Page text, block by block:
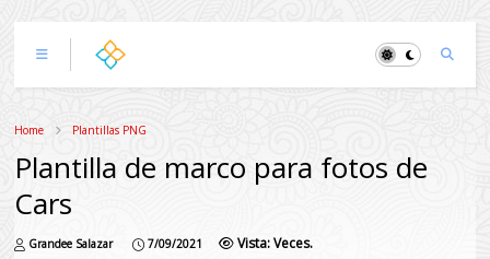
Home Plantillas PNG
Plantilla de marco para fotos de
Cars
Grandee Salazar 7/09/2021 Vista:Veces.